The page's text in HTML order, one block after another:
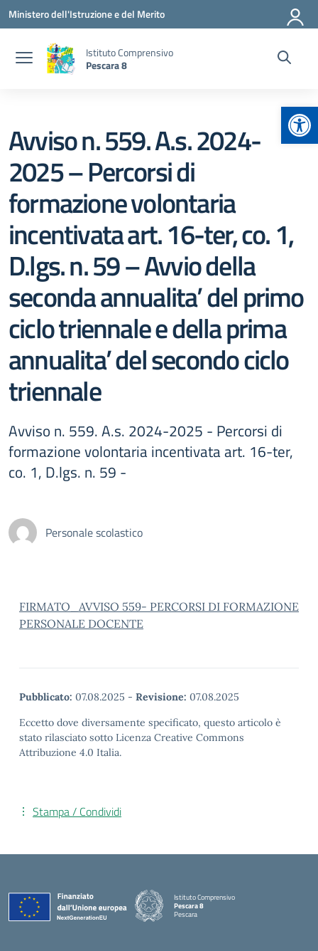
Vai ai contenuti
Vai al menu di navigazione
Vai al footer
Ministero dell'Istruzione e del Merito
Istituto Comprensivo
Pescara 8
Avviso n. 559. A.s. 2024-
2025 – Percorsi di
formazione volontaria
incentivata art. 16-ter, co. 1,
D.lgs. n. 59 – Avvio della
seconda annualita’ del primo
ciclo triennale e della prima
annualita’ del secondo ciclo
triennale
Avviso n. 559. A.s. 2024-2025 - Percorsi di
formazione volontaria incentivata art. 16-ter,
co. 1, D.lgs. n. 59 -
Personale scolastico
FIRMATO_AVVISO 559- PERCORSI DI FORMAZIONE
PERSONALE DOCENTE
Pubblicato: 07.08.2025 - Revisione: 07.08.2025
Eccetto dove diversamente specificato, questo articolo è
stato rilasciato sotto Licenza Creative Commons
Attribuzione 4.0 Italia.
Stampa / Condividi
Istituto Comprensivo
Pescara 8
Pescara